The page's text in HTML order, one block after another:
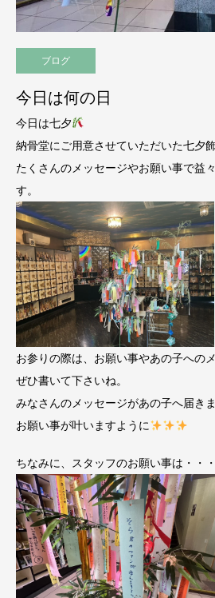
ブログ
今日は何の日
今日は七夕
納骨堂にご用意させていただいた七夕
たくさんのメッセージやお願い事で益
す。
お参りの際は、お願い事やあの子への
ぜひ書いて下さいね。
みなさんのメッセージがあの子へ届き
お願い事が叶いますように
ちなみに、スタッフのお願い事は・・・